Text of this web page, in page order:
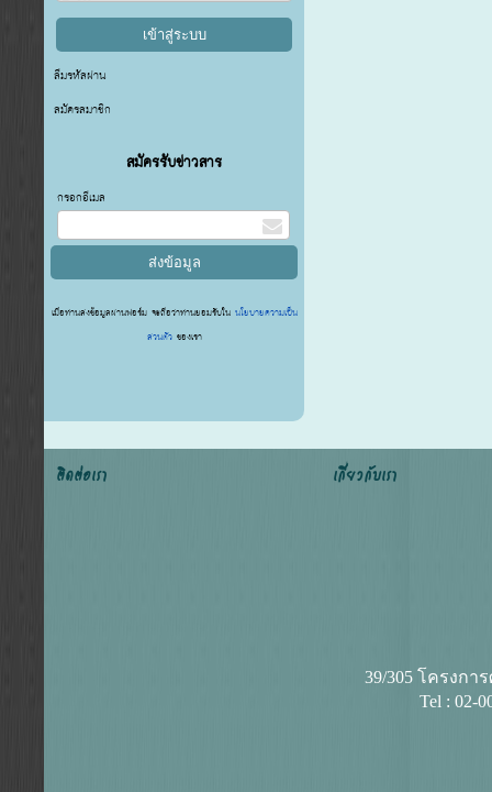
ลืมรหัสผ่าน
สมัครสมาชิก
สมัครรับข่าวสาร
กรอกอีเมล
เมื่อท่านส่งข้อมูลผ่านฟอร์ม จะถือว่าท่านยอมรับในนโยบายความเป็น
ส่วนตัว ของเรา
ติดต่อเรา เกี่ยวกับเรา
39/305 โครงก
Tel : 02-